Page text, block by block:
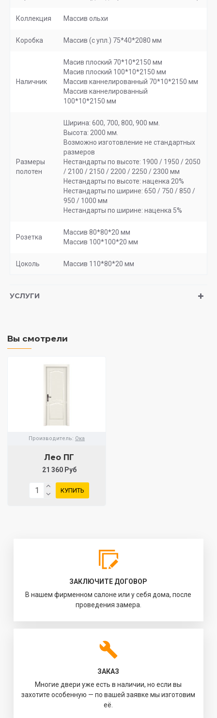
Коллекция Массив ольхи
Коробка Массив (с упл.) 75*40*2080 мм
Наличник
Масив плоский 70*10*2150 мм
Масив плоский 100*10*2150 мм
Массив каннелированный 70*10*2150 мм
Массив каннелированный
100*10*2150 мм
Размеры
полотен
Ширина: 600, 700, 800, 900 мм.
Высота: 2000 мм.
Возможно изготовление не стандартных
размеров
Нестандарты по высоте: 1900 / 1950 / 2050
/ 2100 / 2150 / 2200 / 2250 / 2300 мм
Нестандарты по высоте: наценка 20%
Нестандарты по ширине: 650 / 750 / 850 /
950 / 1000 мм
Нестандарты по ширине: наценка 5%
Розетка
Массив 80*80*20 мм
Массив 100*100*20 мм
Цоколь Массив 110*80*20 мм
УСЛУГИ
Вы смотрели
Производитель: Ока
Лео ПГ
21 360 Руб
КУПИТЬ
ЗАКЛЮЧИТЕ ДОГОВОР
В нашем фирменном салоне или у себя дома, после
проведения замера.
ЗАКАЗ
Многие двери уже есть в наличии, но если вы
захотите особенную — по вашей заявке мы изготовим
её.